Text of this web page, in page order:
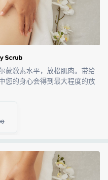
Scrub
蒙激素水平，放松肌肉。带给
您的身心会得到最大程度的放